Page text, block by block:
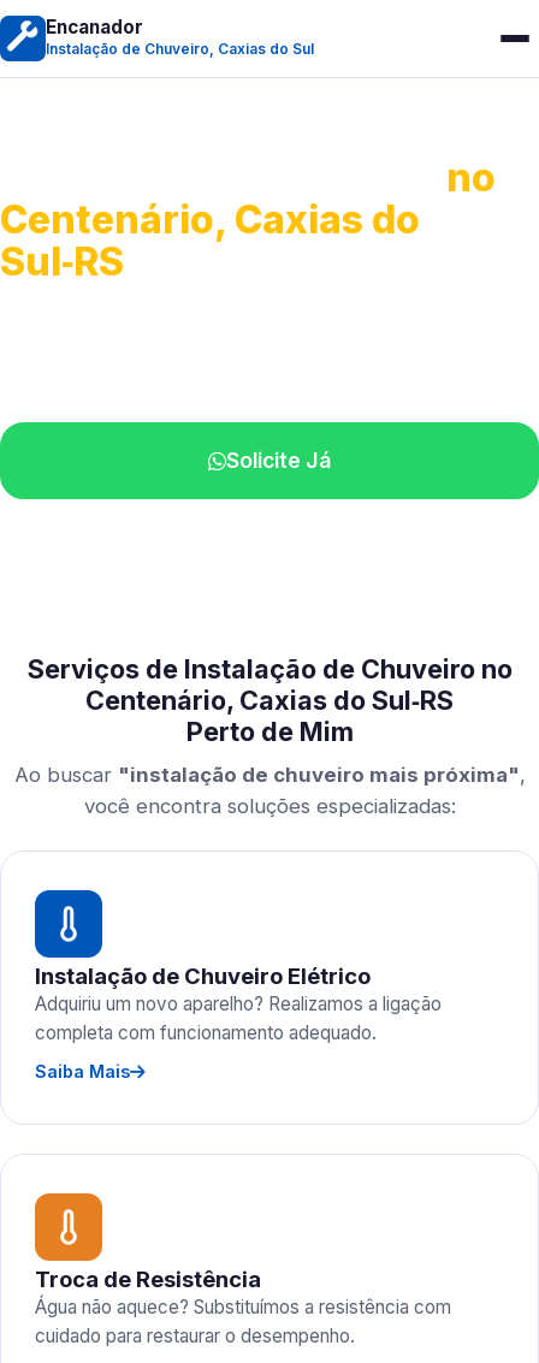
Encanador
Instalação de Chuveiro, Caxias do Sul
no
Centenário, Caxias do
Sul‑RS
Solicite Já
Serviços de Instalação de Chuveiro no
Centenário, Caxias do Sul‑RS
Perto de Mim
Ao buscar "instalação de chuveiro mais próxima",
você encontra soluções especializadas:
Instalação de Chuveiro Elétrico
Adquiriu um novo aparelho? Realizamos a ligação
completa com funcionamento adequado.
Saiba Mais
Troca de Resistência
Água não aquece? Substituímos a resistência com
cuidado para restaurar o desempenho.